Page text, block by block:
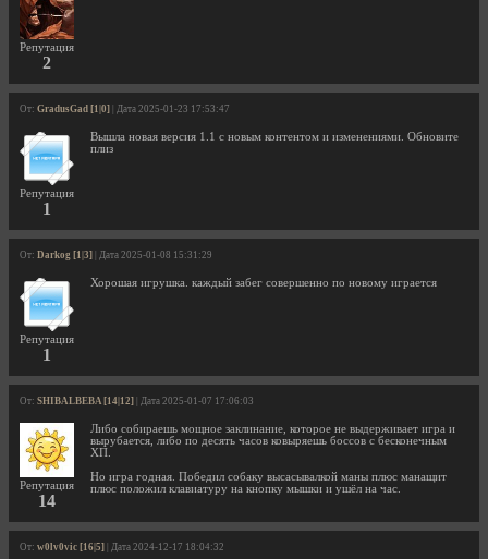
Репутация
2
От: GradusGad [1|0] | Дата 2025-01-23 17:53:47
Репутация
1
Вышла новая версия 1.1 с новым контентом и изменениями. Обновите
плиз
От: Darkog [1|3] | Дата 2025-01-08 15:31:29
Репутация
1
Хорошая игрушка. каждый забег совершенно по новому играется
От: SHIBALBEBA [14|12] | Дата 2025-01-07 17:06:03
Репутация
14
Либо собираешь мощное заклинание, которое не выдерживает игра и
вырубается, либо по десять часов ковыряешь боссов с бесконечным
ХП.
Но игра годная. Победил собаку высасывалкой маны плюс манащит
плюс положил клавиатуру на кнопку мышки и ушёл на час.
От: w0lv0vic [16|5] | Дата 2024-12-17 18:04:32